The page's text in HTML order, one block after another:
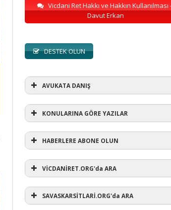
Vicdani Ret Hakkı ve Hakkın Kullanılması
Davut Erkan
DESTEK OLUN
AVUKATA DANIŞ
AVUKATA DANIŞ
KONULARINA GÖRE YAZILAR
KONULARINA GÖRE YAZILAR
#refusewar(1)
'dur' ihtarı(3)
HABERLERE ABONE OLUN
VİCDANİRET.ORG'da ARA
SAVASKARSİTLARİ.ORG'da ARA